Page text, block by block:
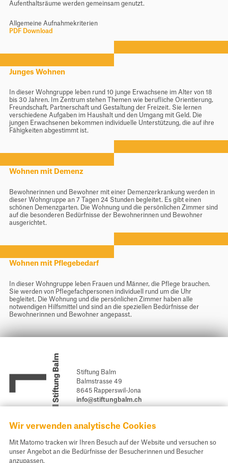
Stiftung Balm
Kontakt
Aufenthaltsräume werden gemeinsam genutzt.
Allgemeine Aufnahmekriterien
PDF Download
Junges Wohnen
In dieser Wohngruppe leben rund 10 junge Erwachsene im Alter von 18
bis 30 Jahren. Im Zentrum stehen Themen wie berufliche Orientierung,
Freundschaft, Partnerschaft und Gestaltung der Freizeit. Sie lernen
verschiedene Aufgaben im Haushalt und den Umgang mit Geld. Die
jungen Erwachsenen bekommen individuelle Unterstützung, die auf ihre
Fähigkeiten abgestimmt ist.
Wohnen mit Demenz
Bewohnerinnen und Bewohner mit einer Demenzerkrankung werden in
dieser Wohngruppe an 7 Tagen 24 Stunden begleitet. Es gibt einen
schönen Demenzgarten. Die Wohnung und die persönlichen Zimmer sind
auf die besonderen Bedürfnisse der Bewohnerinnen und Bewohner
ausgerichtet.
Wohnen mit Pflegebedarf
In dieser Wohngruppe leben Frauen und Männer, die Pflege brauchen.
Sie werden von Pflegefachpersonen individuell rund um die Uhr
begleitet. Die Wohnung und die persönlichen Zimmer haben alle
notwendigen Hilfsmittel und sind an die speziellen Bedürfnisse der
Bewohnerinnen und Bewohner angepasst.
Wir verwenden analytische Cookies
Mit Matomo tracken wir Ihren Besuch auf der Website und versuchen so
unser Angebot an die Bedürfnisse der Besucherinnen und Besucher
anzupassen.
Stiftung Balm
Balmstrasse 49
8645 Rapperswil-Jona
info@stiftungbalm.ch
Spendenkonto und Kontakt
Unsere E-Banking Daten für Ihre Spende: